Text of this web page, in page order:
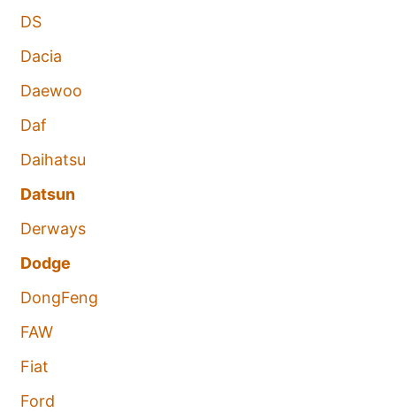
DS
Dacia
Daewoo
Daf
Daihatsu
Datsun
Derways
Dodge
DongFeng
FAW
Fiat
Ford